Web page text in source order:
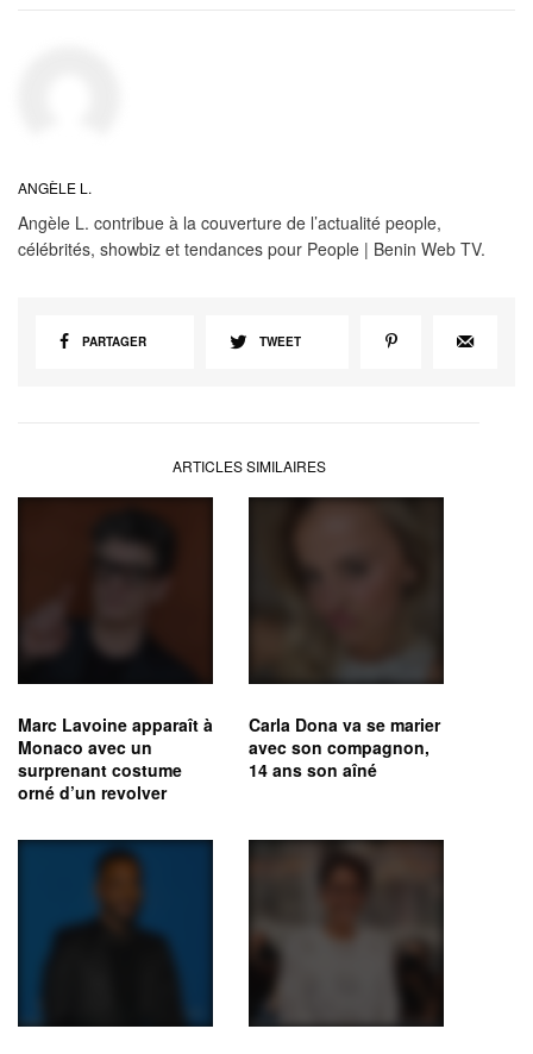
ANGÈLE L.
Angèle L. contribue à la couverture de l’actualité people,
célébrités, showbiz et tendances pour People | Benin Web TV.
PARTAGER TWEET
ARTICLES SIMILAIRES
Marc Lavoine apparaît à
Monaco avec un
surprenant costume
orné d’un revolver
Carla Dona va se marier
avec son compagnon,
14 ans son aîné